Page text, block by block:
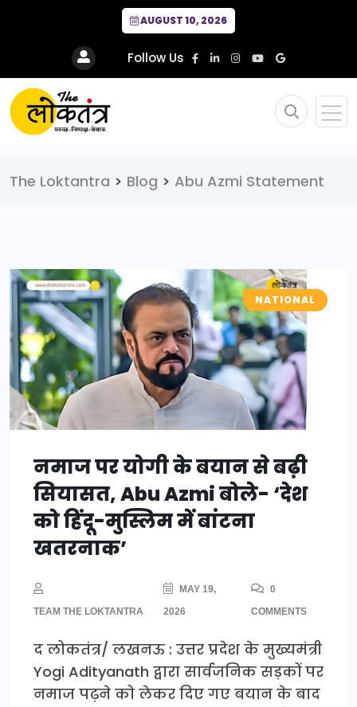
AUGUST 10, 2026
Follow Us
The Loktantra > Blog > Abu Azmi Statement
NATIONAL
नमाज पर योगी के बयान से बढ़ी
सियासत, Abu Azmi बोले- ‘देश
को हिंदू-मुस्लिम में बांटना
खतरनाक’
TEAM THE LOKTANTRA
MAY 19,
2026
0
COMMENTS
द लोकतंत्र/ लखनऊ : उत्तर प्रदेश के मुख्यमंत्री
Yogi Adityanath द्वारा सार्वजनिक सड़कों पर
नमाज पढ़ने को लेकर दिए गए बयान के बाद